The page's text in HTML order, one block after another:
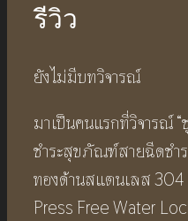
รีวิว
ยังไม่มีบทวิจารณ์
มาเป็นคนแรกที่วิจารณ์
ชำระสุขภัณฑ์สายฉีดชำ
ทองด้านสแตนเลส 304
Press Free Water